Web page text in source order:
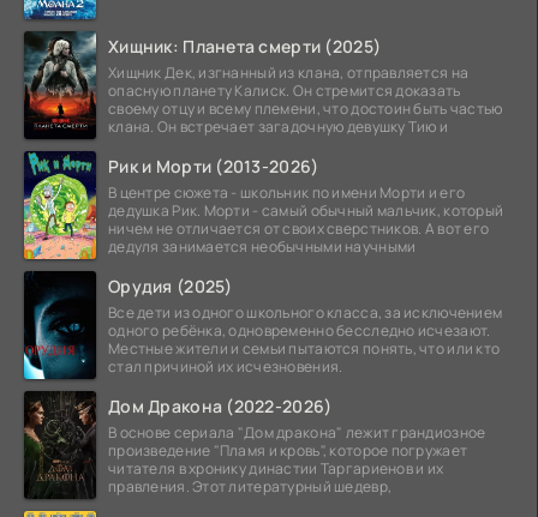
Хищник: Планета смерти (2025)
Хищник Дек, изгнанный из клана, отправляется на
опасную планету Калиск. Он стремится доказать
своему отцу и всему племени, что достоин быть частью
клана. Он встречает загадочную девушку Тию и
Рик и Морти (2013-2026)
В центре сюжета - школьник по имени Морти и его
дедушка Рик. Морти - самый обычный мальчик, который
ничем не отличается от своих сверстников. А вот его
дедуля занимается необычными научными
Орудия (2025)
Все дети из одного школьного класса, за исключением
одного ребёнка, одновременно бесследно исчезают.
Местные жители и семьи пытаются понять, что или кто
стал причиной их исчезновения.
Дом Дракона (2022-2026)
В основе сериала "Дом дракона" лежит грандиозное
произведение "Пламя и кровь", которое погружает
читателя в хронику династии Таргариенов и их
правления. Этот литературный шедевр,